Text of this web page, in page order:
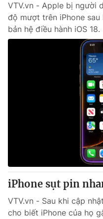
Xã hội
Pháp luật
Câu chuyện quốc tế
Thị trường
Góc doanh nghiệp
Dữ liệu và đời sống
Truyền hình
Phim VTV
Giải trí
VTV.vn - Apple bị người
độ mượt trên iPhone
bản hệ điều hành iOS 18.
iPhone sụt pin
VTV.vn - Sau khi cập
cho biết iPhone của họ